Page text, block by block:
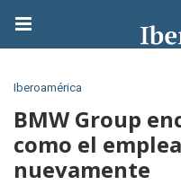
Iberoamérica
BMW Group
como el
nuevamente